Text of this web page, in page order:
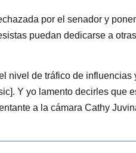
por el senador y
puedan dedicarse a
nivel de tráfico de
Y yo lamento decirles que
a la cámara Cathy